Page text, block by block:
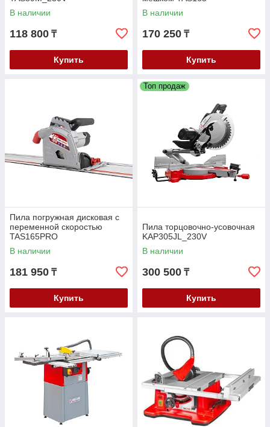
В наличии
118 800 ₸
Купить
В наличии
170 250 ₸
Купить
Пила погружная дисковая с
переменной скоростью
TAS165PRO
В наличии
181 950 ₸
Купить
Топ продаж
Пила торцовочно-усовочная
KAP305JL_230V
В наличии
300 500 ₸
Купить